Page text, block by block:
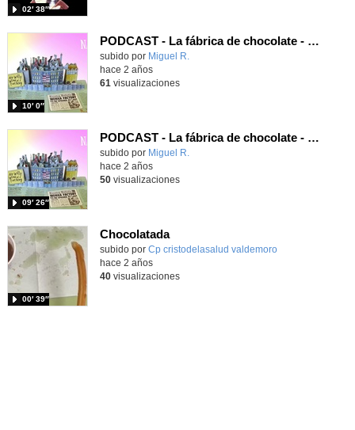
02′ 38″
PODCAST - La fábrica de chocolate - CEIP Valdepalitos 3ºA
Contenido educativo.
subido por Miguel R.
10′ 0″
hace 2 años
61 visualizaciones
PODCAST - La fábrica de chocolate - CEIP Valdepalitos 3ºB
Contenido educativo.
subido por Miguel R.
09′ 26″
hace 2 años
50visualizaciones
Chocolatada
Contenido educativo.
subido por Cp cristodelasalud valdemoro
00′ 39″
-
hace 2 años
40visualizaciones